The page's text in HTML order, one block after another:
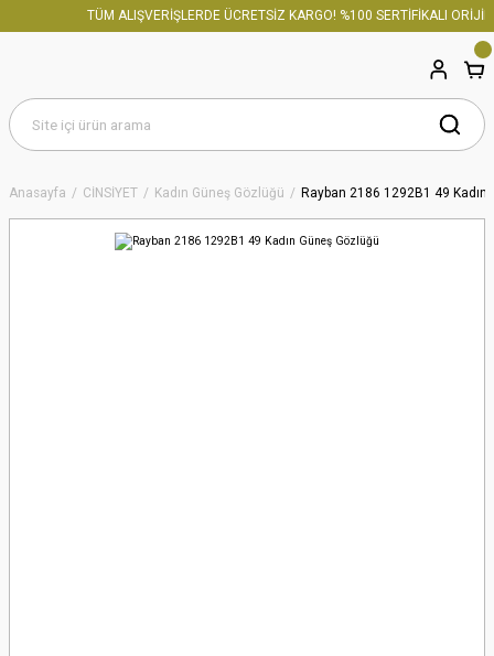
TÜM ALIŞVERİŞLERDE ÜCRETSİZ KARGO! %100 SERTİFİKALI
Anasayfa CİNSİYET Kadın Güneş Gözlüğü Rayban 2186 1292B1 49 Kadın